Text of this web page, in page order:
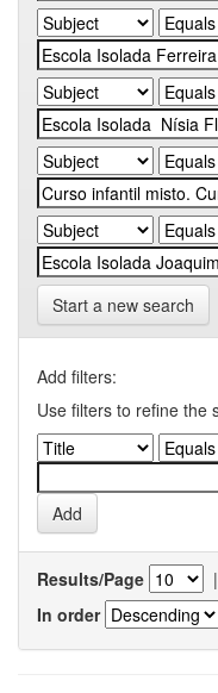
Start a new search
Add filters:
Use filters to refine the
Results/Page |
In order